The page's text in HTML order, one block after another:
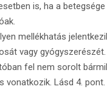
is, ha a
mellékhatás
vagy gyógyszerészét.
fel nem sorolt
vonatkozik. Lásd 4. pont.